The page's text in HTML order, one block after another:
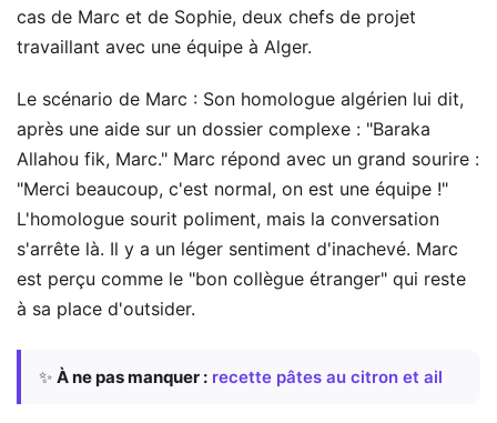
cas de Marc et de Sophie, deux chefs de projet
travaillant avec une équipe à Alger.
Le scénario de Marc : Son homologue algérien lui dit,
après une aide sur un dossier complexe : "Baraka
Allahou fik, Marc." Marc répond avec un grand sourire :
"Merci beaucoup, c'est normal, on est une équipe !"
L'homologue sourit poliment, mais la conversation
s'arrête là. Il y a un léger sentiment d'inachevé. Marc
est perçu comme le "bon collègue étranger" qui reste
à sa place d'outsider.
✨ À ne pas manquer : recette pâtes au citron et ail